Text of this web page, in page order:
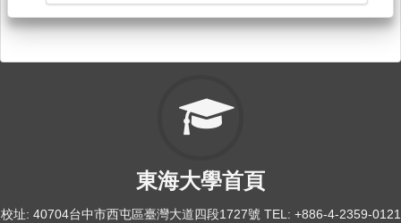
東海大學首頁
校址: 40704台中市西屯區臺灣大道四段1727號 TEL: +886-4-2359-0121